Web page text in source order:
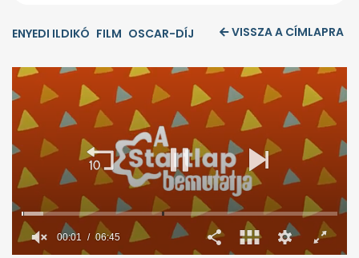
ENYEDI ILDIKÓ FILM OSCAR-DÍJ VISSZA A CÍMLAPRA
00:02 06:45